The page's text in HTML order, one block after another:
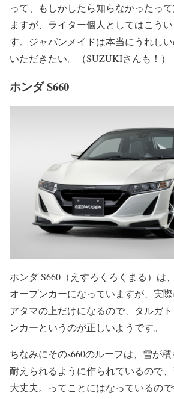
って、もしかしたら知らなかったっ
ますが、ライター個人としてはこう
す。ジャパンメイドは本当にうれし
いただきたい。（SUZUKIさんも！）
ホンダ S660
ホンダ S660（えすろくろくまる）は
オープンカーになっていますが、実
アタマの上だけになるので、タルガ
ンカーというのが正しいようです。
ちなみにそのs660のルーフは、雪が
耐えられるように作られているので
大丈夫。ってことにはなっているの